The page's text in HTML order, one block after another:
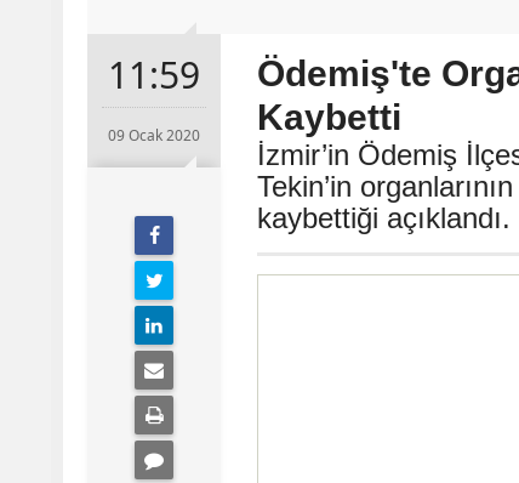
11:59
09 Ocak 2020
Ödemiş'te
Kaybetti
İzmir’in Ödemiş
Tekin’in
kaybettiği açıklandı.